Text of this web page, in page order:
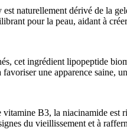
naturellement dérivé de la
pour la peau, aidant à
cet ingrédient lipopeptide
une apparence saine,
B3, la niacinamide est
du vieillissement et à